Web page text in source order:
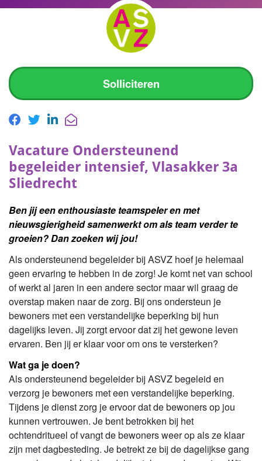
Solliciteren
Vacature Ondersteunend
begeleider intensief, Vlasakker 3a
Sliedrecht
Ben jij een enthousiaste teamspeler en met
nieuwsgierigheid samenwerkt om als team verder te
groeien? Dan zoeken wij jou!
Als ondersteunend begeleider bij ASVZ hoef je helemaal
geen ervaring te hebben in de zorg! Je komt net van school
of werkt al jaren in een andere sector maar wil graag de
overstap maken naar de zorg. Bij ons ondersteun je
bewoners met een verstandelijke beperking bij hun
dagelijks leven. Jij zorgt ervoor dat zij het gewone leven
ervaren. Ben jij er klaar voor om ons te versterken?
Wat ga je doen?
Als ondersteunend begeleider bij ASVZ begeleid en
verzorg je bewoners met een verstandelijke beperking.
Tijdens je dienst zorg je ervoor dat de bewoners op jou
kunnen vertrouwen. Je bent betrokken bij het
ochtendritueel of vangt de bewoners weer op als ze klaar
zijn met dagbesteding. Je betrekt ze bij de dagelijkse gang